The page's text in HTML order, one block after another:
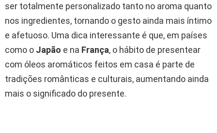
ser totalmente personalizado tanto no aroma quanto
nos ingredientes, tornando o gesto ainda mais íntimo
e afetuoso. Uma dica interessante é que, em países
como o Japão e na França, o hábito de presentear
com óleos aromáticos feitos em casa é parte de
tradições românticas e culturais, aumentando ainda
mais o significado do presente.